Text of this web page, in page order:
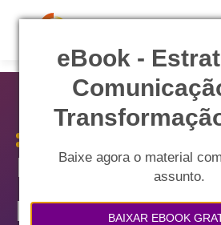
eB ook -
Baixe agora o material
assunto.
BAIXAR EBOOK
Projeto visual de
primeira